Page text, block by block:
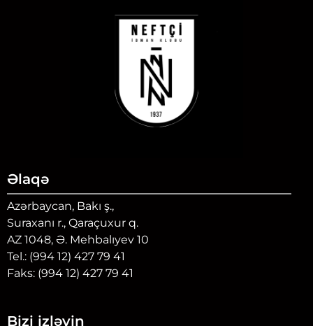
Əlaqə
Azərbaycan, Bakı ş.,
Suraxanı r., Qaraçuxur q.
AZ 1048, Ə. Mehbalıyev 10
Tel.: (994 12) 427 79 41
Faks: (994 12) 427 79 41
Bizi izləyin